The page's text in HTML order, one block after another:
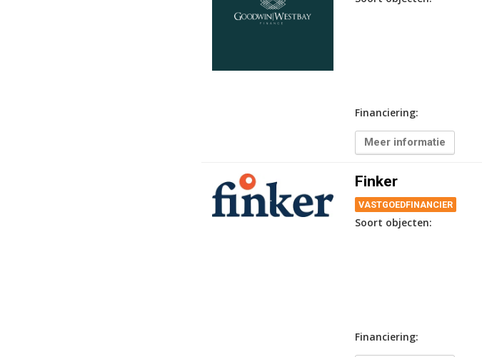
Financiering:
Meer informatie
Finker
VASTGOEDFINANCIER
Soort objecten:
Financiering: